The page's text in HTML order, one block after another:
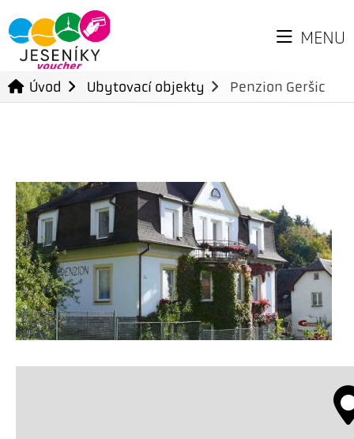
MENU
Úvod Ubytovací objekty Penzion Geršic